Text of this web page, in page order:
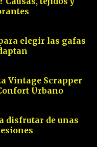
elegir las gafas
Vintage Scrapper
Urbano
disfrutar de unas